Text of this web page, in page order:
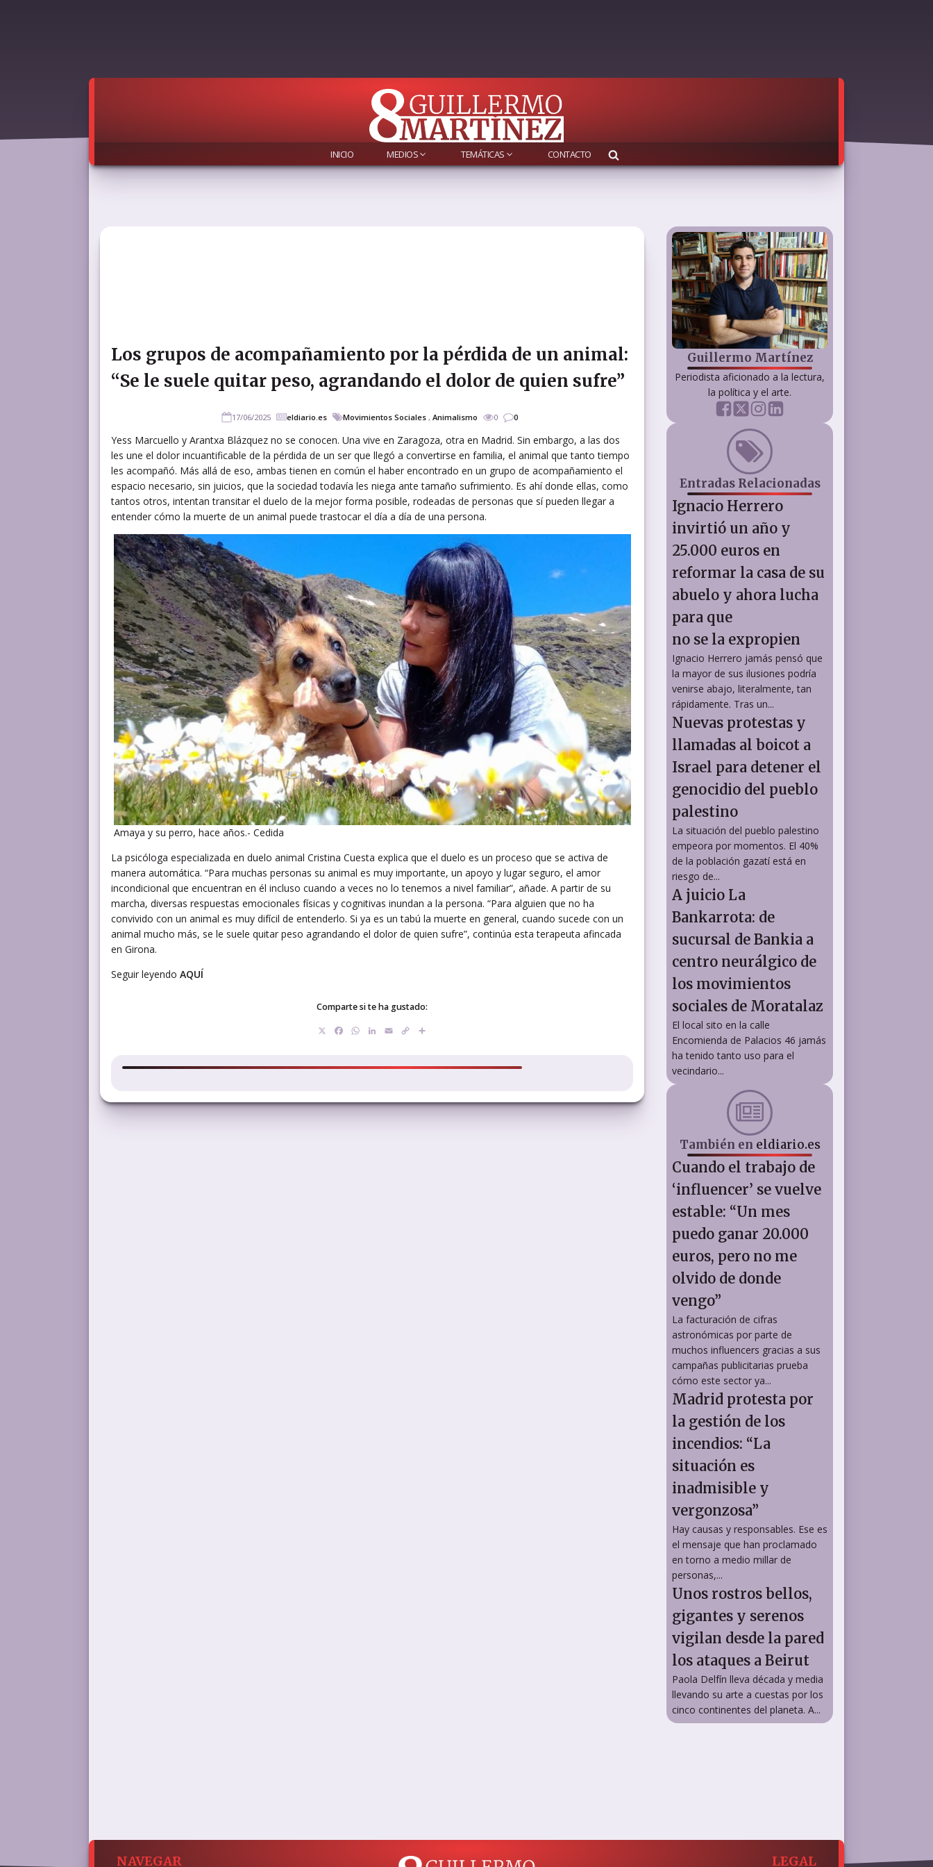
INICIO MEDIOS TEMÁTICAS CONTACTO
Los grupos de acompañamiento por la pérdida de un animal:
“Se le suele quitar peso, agrandando el dolor de quien sufre”
17/06/2025 eldiario.es Movimientos Sociales, Animalismo 0 0
Yess Marcuello y Arantxa Blázquez no se conocen. Una vive en Zaragoza, otra en Madrid. Sin embargo, a las dos
les une el dolor incuantificable de la pérdida de un ser que llegó a convertirse en familia, el animal que tanto tiempo
les acompañó. Más allá de eso, ambas tienen en común el haber encontrado en un grupo de acompañamiento el
espacio necesario, sin juicios, que la sociedad todavía les niega ante tamaño sufrimiento. Es ahí donde ellas, como
tantos otros, intentan transitar el duelo de la mejor forma posible, rodeadas de personas que sí pueden llegar a
entender cómo la muerte de un animal puede trastocar el día a día de una persona.
Amaya y su perro, hace años.- Cedida
La psicóloga especializada en duelo animal Cristina Cuesta explica que el duelo es un proceso que se activa de
manera automática. “Para muchas personas su animal es muy importante, un apoyo y lugar seguro, el amor
incondicional que encuentran en él incluso cuando a veces no lo tenemos a nivel familiar”, añade. A partir de su
marcha, diversas respuestas emocionales físicas y cognitivas inundan a la persona. “Para alguien que no ha
convivido con un animal es muy difícil de entenderlo. Si ya es un tabú la muerte en general, cuando sucede con un
animal mucho más, se le suele quitar peso agrandando el dolor de quien sufre”, continúa esta terapeuta afincada
en Girona.
Seguir leyendo AQUÍ
Comparte si te ha gustado:
Facebook
WhatsApp
LinkedIn
EmailCopy
Guillermo Martínez
Periodista aficionado a la lectura,
la política y el arte.
Entradas Relacionadas
Ignacio Herrero
invirtió un año y
25.000 euros en
reformar la casa de su
abuelo y ahora lucha
para que
no se la expropien
Ignacio Herrero jamás pensó que
la mayor de sus ilusiones podría
venirse abajo, literalmente, tan
rápidamente. Tras un...
Nuevas protestas y
llamadas al boicot a
Israel para detener el
genocidio del pueblo
palestino
La situación del pueblo palestino
empeora por momentos. El 40%
de la población gazatí está en
riesgo de...
A juicio La
Bankarrota: de
sucursal de Bankia a
centro neurálgico de
los movimientos
sociales de Moratalaz
El local sito en la calle
Encomienda de Palacios 46 jamás
ha tenido tanto uso para el
vecindario...
También en eldiario.es
Cuando el trabajo de
‘influencer’ se vuelve
estable: “Un mes
puedo ganar 20.000
euros, pero no me
olvido de donde
vengo”
La facturación de cifras
astronómicas por parte de
muchos influencers gracias a sus
campañas publicitarias prueba
cómo este sector ya...
Madrid protesta por
la gestión de los
incendios: “La
situación es
inadmisible y
vergonzosa”
Hay causas y responsables. Ese es
el mensaje que han proclamado
en torno a medio millar de
personas,...
Unos rostros bellos,
gigantes y serenos
vigilan desde la pared
los ataques a Beirut
Paola Delfín lleva década y media
llevando su arte a cuestas por los
cinco continentes del planeta. A...
NAVEGAR LEGAL